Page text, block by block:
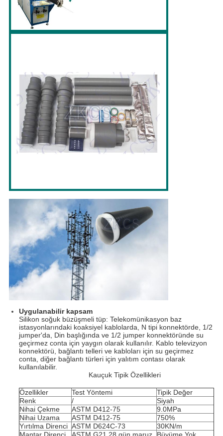
Uygulanabilir kapsam
Silikon soğuk büzüşmeli tüp: Telekomünikasyon baz
istasyonlarındaki koaksiyel kablolarda, N tipi konnektörde, 1/2
jumper'da, Din başlığında ve 1/2 jumper konnektöründe su
geçirmez conta için yaygın olarak kullanılır. Kablo televizyon
konnektörü, bağlantı telleri ve kabloları için su geçirmez
conta, diğer bağlantı türleri için yalıtım contası olarak
kullanılabilir.
Kauçuk Tipik Özellikleri
Özellikler Test Yöntemi
Tipik Değer
Renk
/
Siyah
Nihai Çekme
ASTM D412-75
9.0MPa
Nihai Uzama
ASTM D412-75
750%
Yırtılma Direnci ASTM D624C-73
30KN/m
Mantar Direnci
ASTM G21 28 gün maruz
Büyüme Yok